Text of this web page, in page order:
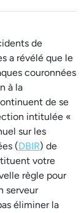
de
a révélé que le
couronnées
à la
de se
intitulée «
sur les
(DBIR) de
votre
règle pour
serveur
éliminer la